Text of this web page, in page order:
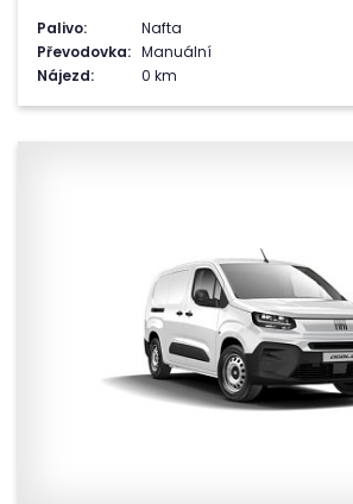
Palivo:
Nafta
Převodovka: Manuální
Nájezd:
0 km